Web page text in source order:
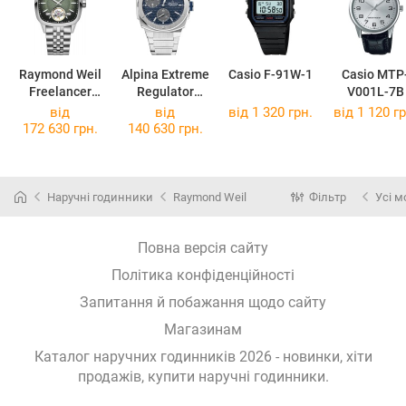
Raymond Weil
Freelancer
2790-ST-52051
Alpina Extreme
Regulator
Automatic AL-
650NDG4AE6B
Casio F-91W-1
Casio
V001L-7B
від
172 630 грн.
від
140 630 грн.
від 1 320 грн. від 1 120
Наручні годинники Raymond Weil Фільтр Усі
Повна версія сайту
Політика конфіденційності
Запитання й побажання щодо сайту
Магазинам
Каталог наручних годинників 2026 - новинки, хіти
продажів, купити наручні годинники.